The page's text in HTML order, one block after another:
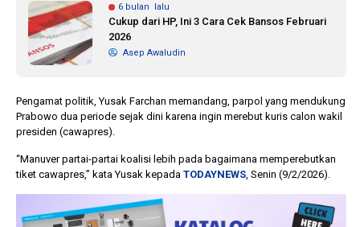
6 bulan lalu
Cukup dari HP, Ini 3 Cara Cek Bansos Februari
2026
Asep Awaludin
Pengamat politik, Yusak Farchan memandang, parpol yang mendukung
Prabowo dua periode sejak dini karena ingin merebut kuris calon wakil
presiden (cawapres).
“Manuver partai-partai koalisi lebih pada bagaimana memperebutkan
tiket cawapres,” kata Yusak kepada TODAYNEWS , Senin (9/2/2026).